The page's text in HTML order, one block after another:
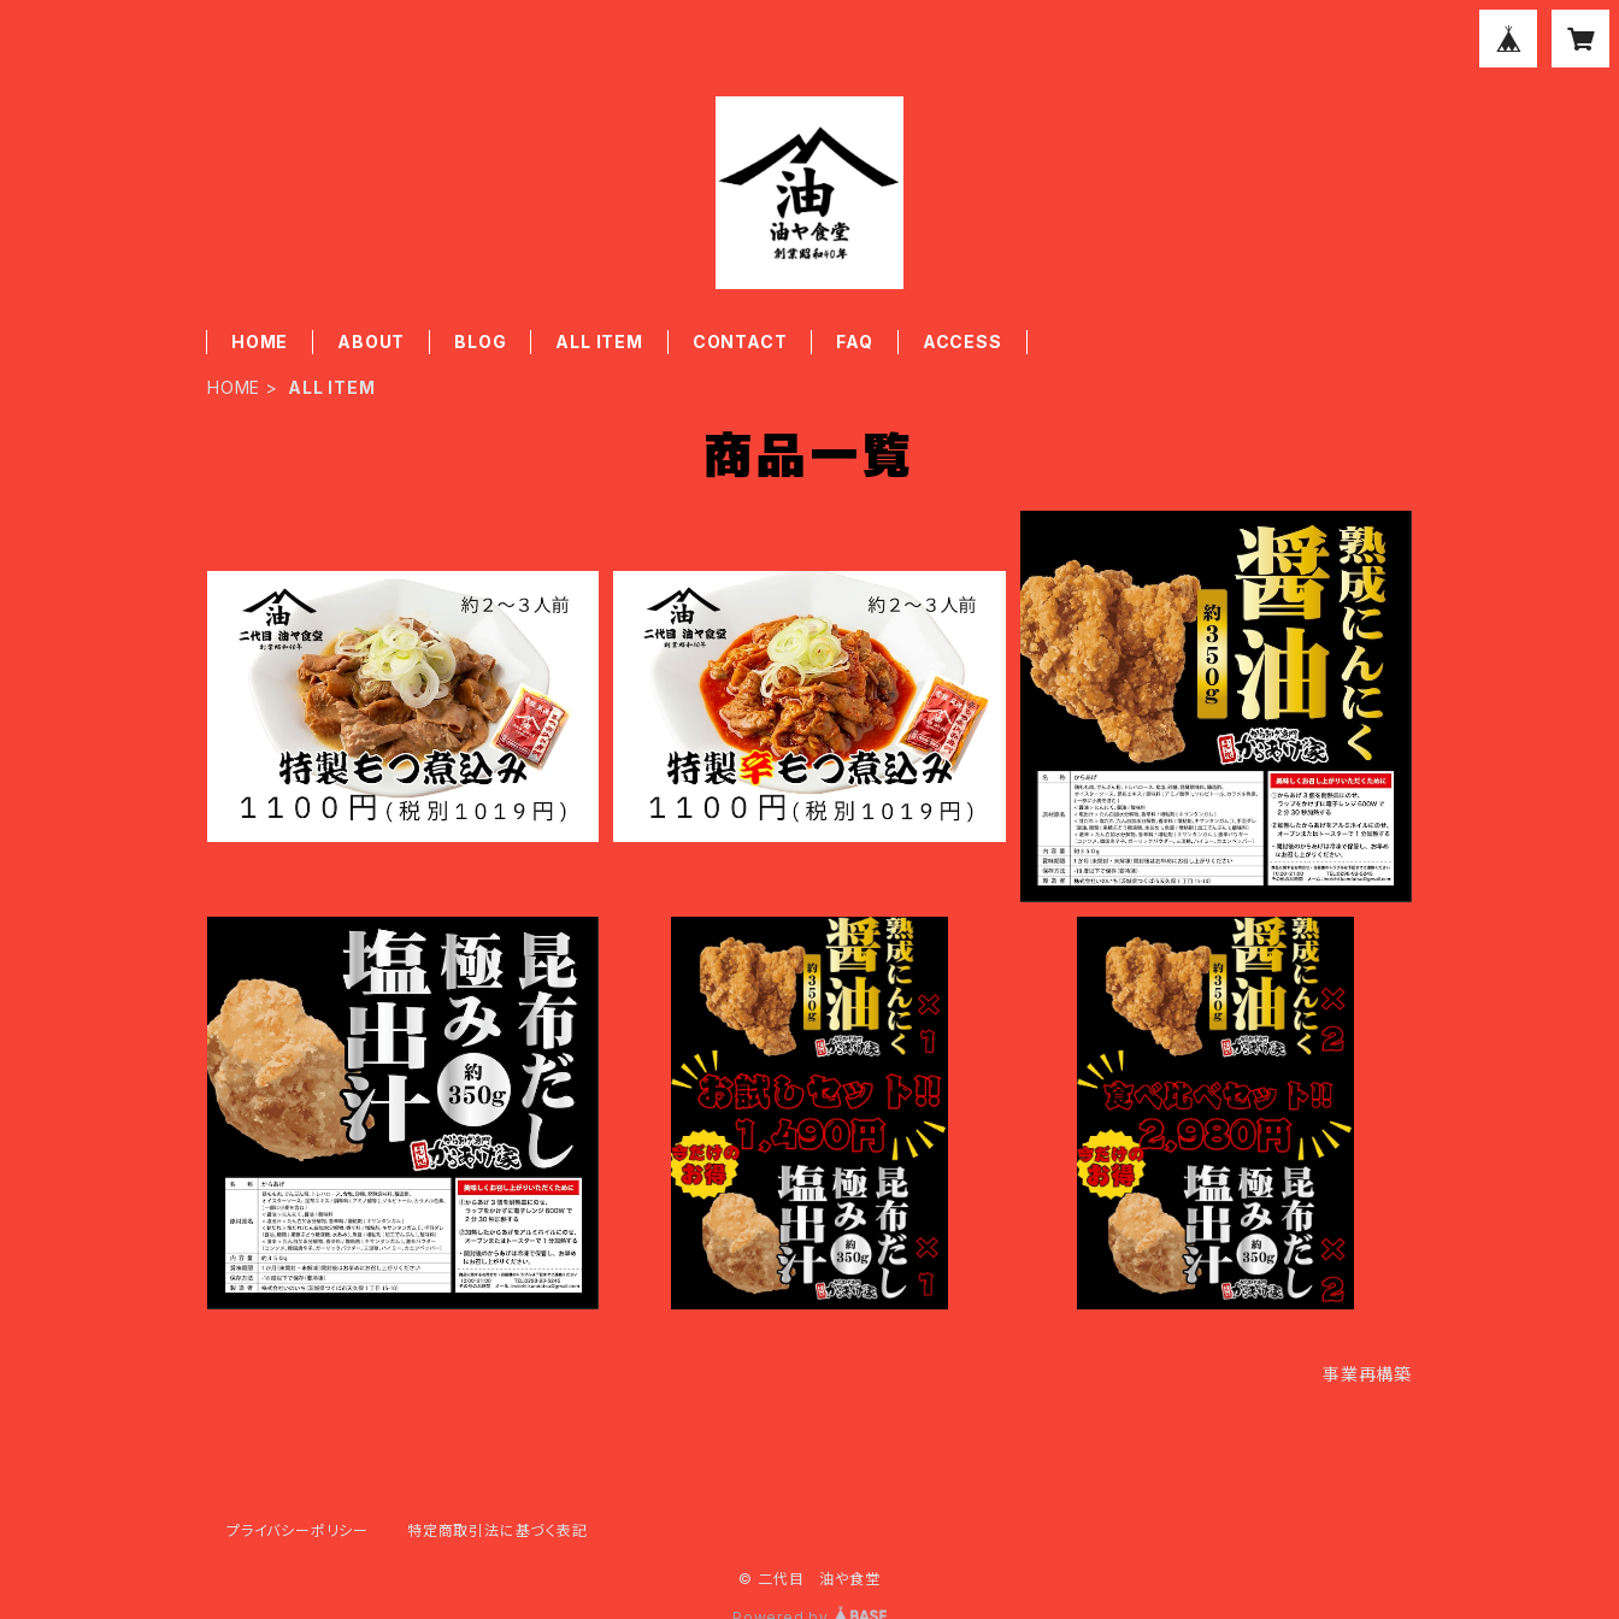
HOME ABOUT BLOG ALL ITEM CONTACT FAQ ACCESS
HOME ALL ITEM
商品一覧
冷凍もつ煮600g
¥1,100
冷凍辛もつ煮600g
¥1,100
秘伝の熟成醬油からあげ
¥1,000
極み出汁塩からあげ
¥1,000
お得！からあげお試しセット！
¥1,490
お得！醤油からあげ×2塩からあげ×2セット！
¥2,980
事業再構築
プライバシーポリシー 特定商取引法に基づく表記
© 二代目 油や食堂